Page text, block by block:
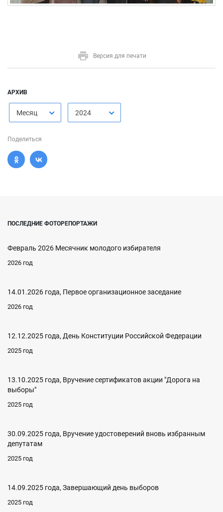
Версия для печати
АРХИВ
Месяц 2024
Поделиться
ПОСЛЕДНИЕ ФОТОРЕПОРТАЖИ
Февраль 2026 Месячник молодого избирателя
2026 год
14.01.2026 года, Первое организационное заседание
2026 год
12.12.2025 года, День Конституции Российской Федерации
2025 год
13.10.2025 года, Вручение сертификатов акции "Дорога на
выборы"
2025 год
30.09.2025 года, Вручение удостоверений вновь избранным
депутатам
2025 год
14.09.2025 года, Завершающий день выборов
2025 год